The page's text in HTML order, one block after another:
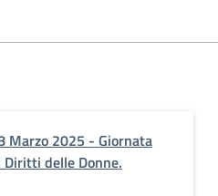
Marzo 2025 - Giornata
delle Donne.